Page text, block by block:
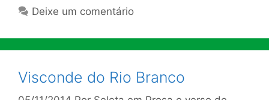
Deixe um comentário
Visconde do Rio Branco